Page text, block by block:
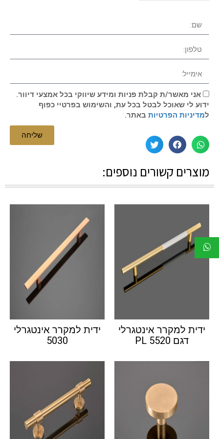
אני מאשר/ת קבלת פניות ומידע שיווקי בכל אמצעי דיוור.
ידוע לי שאוכל לבטל בכל עת, והשימוש בפרטיי כפוף
למדיניות הפרטיות באתר.
שליחה
מוצרים קשורים נוספים:
ידית למקרר אינטגרלי
דגם PL 5520
ידית למקרר אינטגרלי
5030